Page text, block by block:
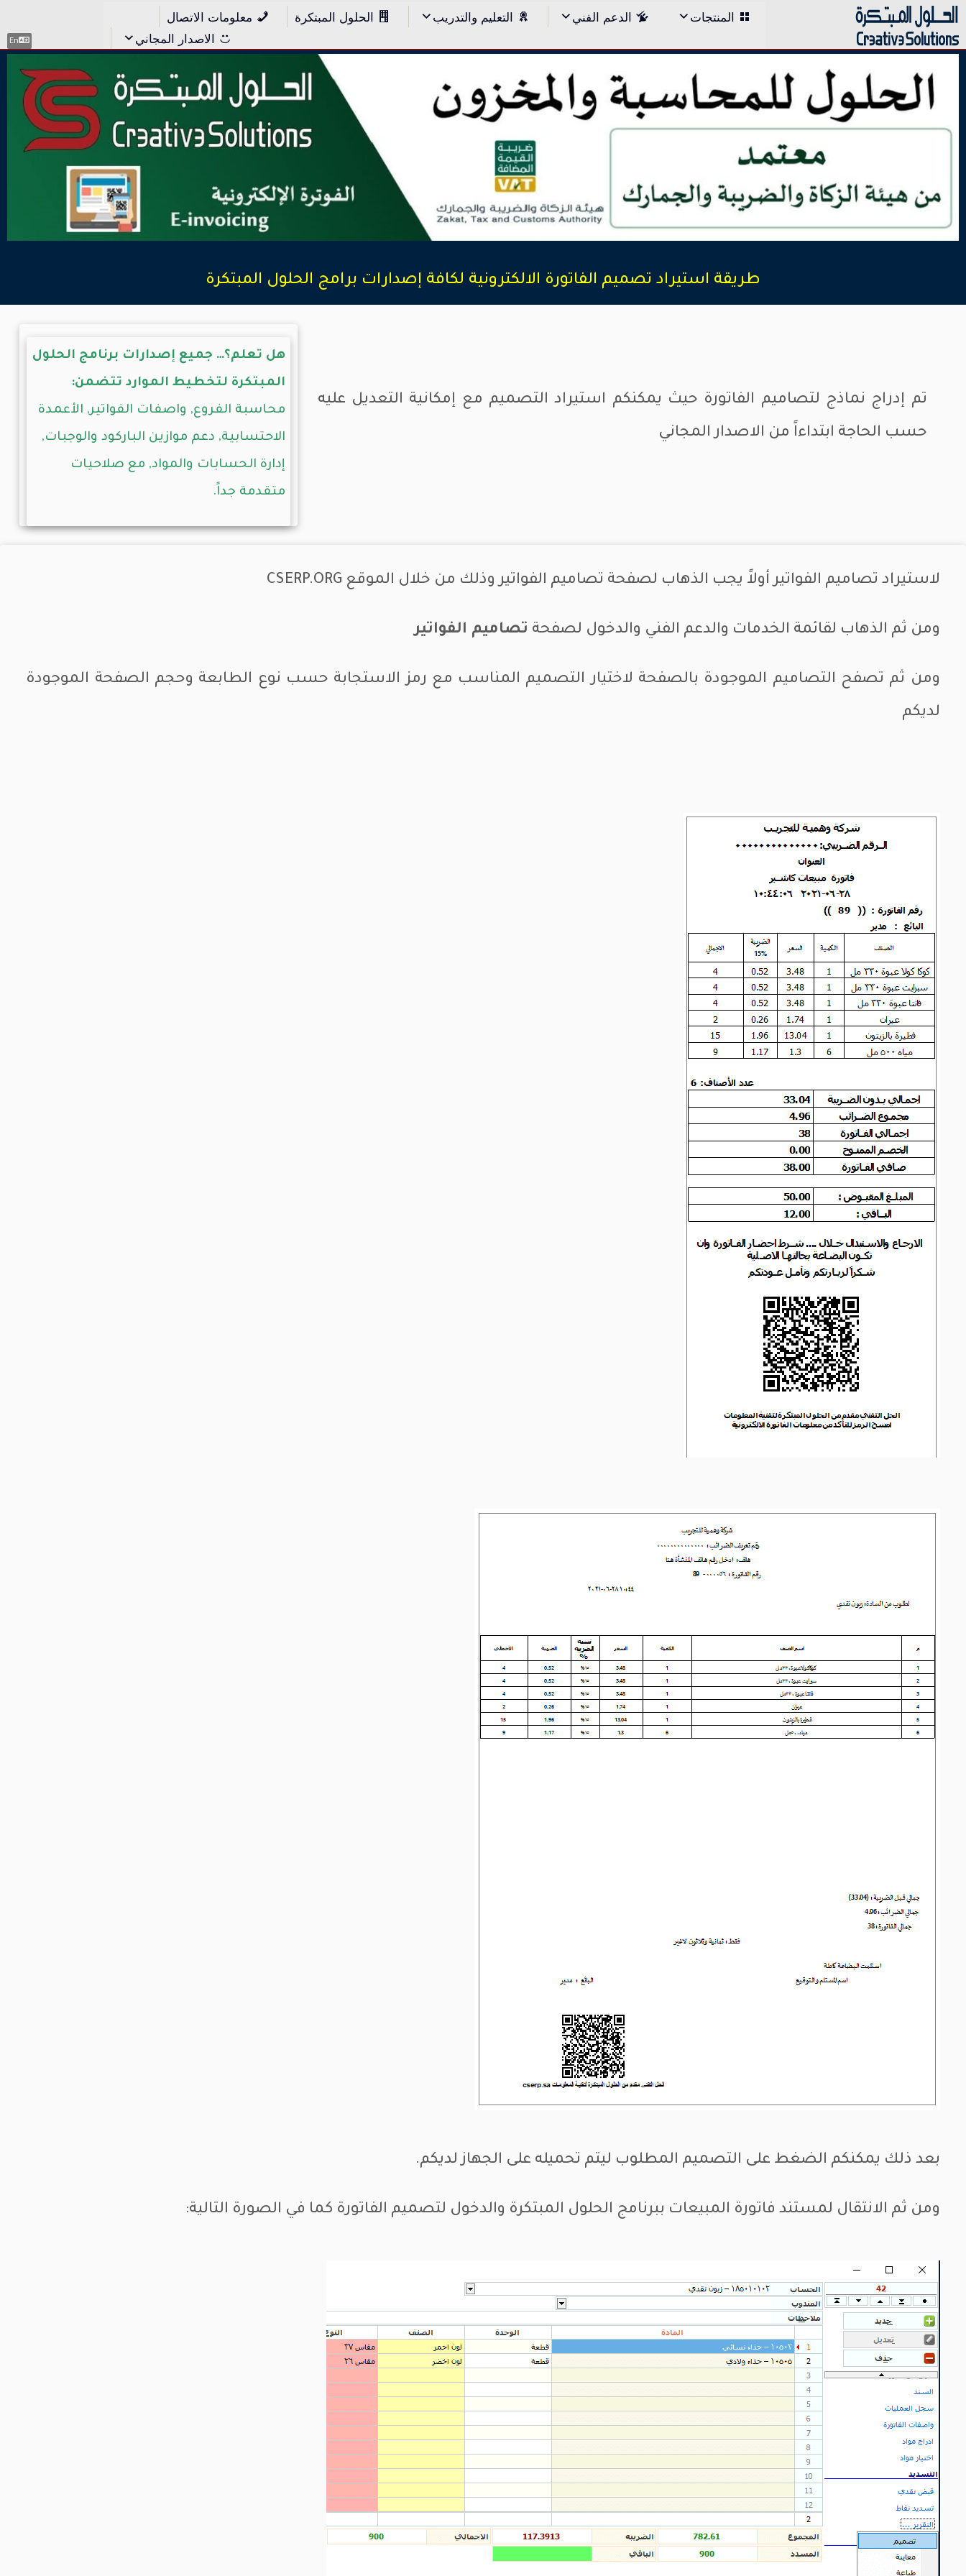
Skip
to
content
المنتجات الدعم الفني التعليم والتدريب الحلول المبتكرة
معلومات الاتصال
الاصدار المجاني
En
طريقة استيراد تصميم الفاتورة الالكترونية لكافة إصدارات برامج الحلول المبتكرة
تم إدراج نماذج لتصاميم الفاتورة حيث يمكنكم استيراد التصميم مع إمكانية التعديل عليه
حسب الحاجة ابتداءاً من الاصدار المجاني
هل تعلم؟… جميع إصدارات برنامج الحلول
المبتكرة لتخطيط الموارد تتضمن:
محاسبة الفروع, واصفات الفواتير, الأعمدة
الاحتسابية, دعم موازين الباركود والوجبات,
إدارة الحسابات والمواد, مع صلاحيات
متقدمة جداً.
لاستيراد تصاميم الفواتير أولاً يجب الذهاب لصفحة تصاميم الفواتير وذلك من خلال الموقع CSERP.ORG
ومن ثم الذهاب لقائمة الخدمات والدعم الفني والدخول لصفحة تصاميم الفواتير
ومن ثم تصفح التصاميم الموجودة بالصفحة لاختيار التصميم المناسب مع رمز الاستجابة حسب نوع الطابعة وحجم الصفحة الموجودة
لديكم
بعد ذلك يمكنكم الضغط على التصميم المطلوب ليتم تحميله على الجهاز لديكم.
ومن ثم الانتقال لمستند فاتورة المبيعات ببرنامج الحلول المبتكرة والدخول لتصميم الفاتورة كما في الصورة التالية: